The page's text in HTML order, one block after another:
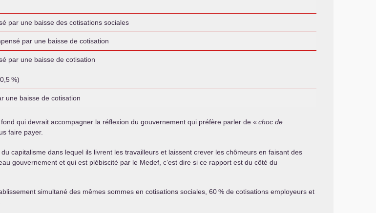
par une baisse des cotisations sociales
par une baisse de cotisation
par une baisse de cotisation
%)
une baisse de cotisation
qui devrait accompagner la réflexion du gouvernement qui préfère parler de « choc de
faire payer.
capitalisme dans lequel ils livrent les travailleurs et laissent crever les chômeurs en faisant des
gouvernement et qui est plébiscité par le Medef, c’est dire si ce rapport est du côté du
simultané des mêmes sommes en cotisations sociales, 60% de cotisations employeurs et